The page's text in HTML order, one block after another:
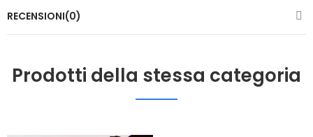
RECENSIONI(0)
Prodotti della stessa categoria